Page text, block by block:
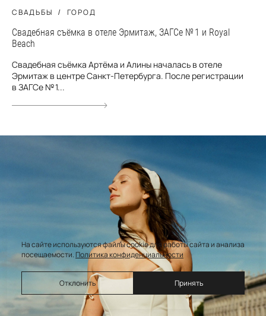
СВАДЬБЫ ГОРОД
Свадебная съёмка в отеле Эрмитаж, ЗАГСе № 1 и Royal
Beach
Свадебная съёмка Артёма и Алины началась в отеле
Эрмитаж в центре Санкт-Петербурга. После регистрации
в ЗАГСе № 1...
На сайте используются файлы cookie для работы сайта и анализа
посещаемости. Политика конфиденциальности
Отклонить Принять